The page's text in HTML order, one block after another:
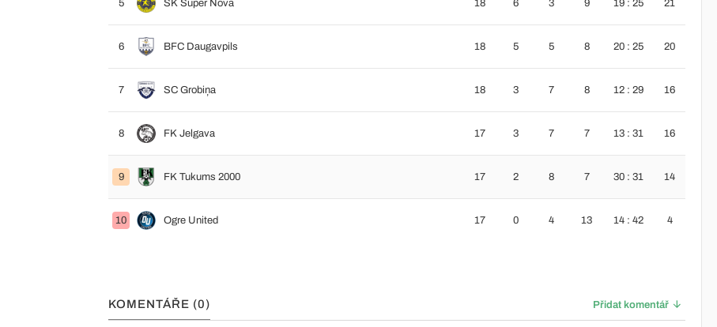
5 SK Super Nova 18 6 3 9 19 : 25 21
6 BFC Daugavpils 18 5 5 8 20 : 25 20
7 SC Grobiņa 18 3 7 8 12 : 29 16
8 FK Jelgava 17 3 7 7 13 : 31 16
9 FK Tukums 2000 17 2 8 7 30 : 31 14
10 Ogre United 17 0 4 13 14 : 42 4
KOMENTÁŘE (0) Přidat komentář